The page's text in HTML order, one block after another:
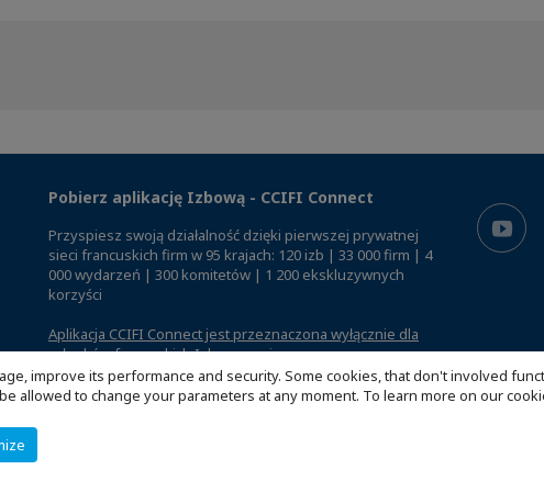
improve its performance and security. Some cookies, that don't involved
allowed to change your parameters at any moment. To learn more on our
Pobierz aplikację Izbową - CCIFI Connect
Przyspiesz swoją działalność dzięki pierwszej prywatnej
sieci francuskich firm w 95 krajach: 120 izb | 33 000 firm | 4
000 wydarzeń | 300 komitetów | 1 200 ekskluzywnych
korzyści
Aplikacja CCIFI Connect jest przeznaczona wyłącznie dla
członków francuskich Izb za granicą.